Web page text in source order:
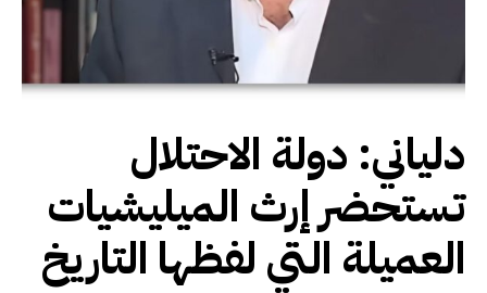
دلياني: دولة الاحتلال
تستحضر إرث الميليشيات
العميلة التي لفظها التاريخ